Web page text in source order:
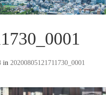
in 20200805121711730_0001